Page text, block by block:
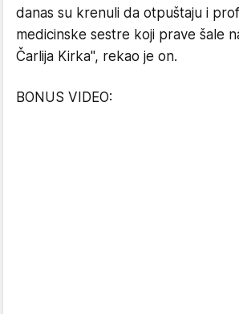
danas su krenuli da otpuštaju i
medicinske sestre koji prave šale
Čarlija Kirka", rekao je on.
BONUS VIDEO: